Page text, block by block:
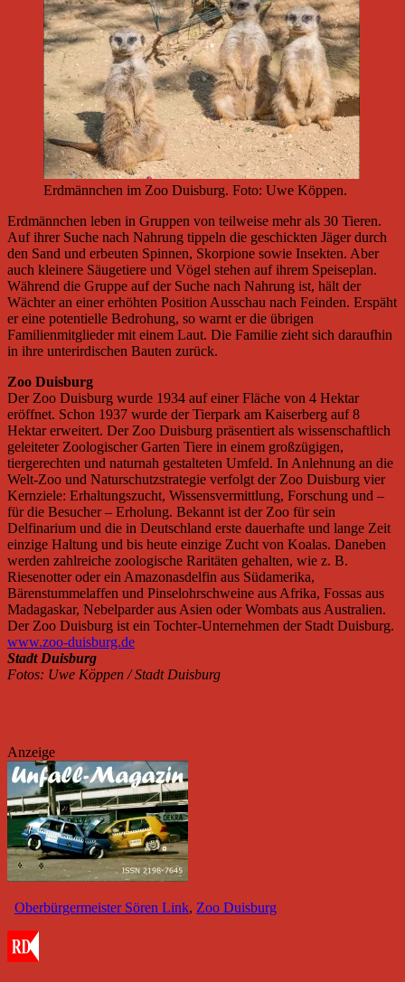
Erdmännchen im Zoo Duisburg. Foto: Uwe Köppen.
Erdmännchen leben in Gruppen von teilweise mehr als 30 Tieren.
Auf ihrer Suche nach Nahrung tippeln die geschickten Jäger durch
den Sand und erbeuten Spinnen, Skorpione sowie Insekten. Aber
auch kleinere Säugetiere und Vögel stehen auf ihrem Speiseplan.
Während die Gruppe auf der Suche nach Nahrung ist, hält der
Wächter an einer erhöhten Position Ausschau nach Feinden. Erspäht
er eine potentielle Bedrohung, so warnt er die übrigen
Familienmitglieder mit einem Laut. Die Familie zieht sich daraufhin
in ihre unterirdischen Bauten zurück.
Zoo Duisburg
Der Zoo Duisburg wurde 1934 auf einer Fläche von 4 Hektar
eröffnet. Schon 1937 wurde der Tierpark am Kaiserberg auf 8
Hektar erweitert. Der Zoo Duisburg präsentiert als wissenschaftlich
geleiteter Zoologischer Garten Tiere in einem großzügigen,
tiergerechten und naturnah gestalteten Umfeld. In Anlehnung an die
Welt-Zoo und Naturschutzstrategie verfolgt der Zoo Duisburg vier
Kernziele: Erhaltungszucht, Wissensvermittlung, Forschung und –
für die Besucher – Erholung. Bekannt ist der Zoo für sein
Delfinarium und die in Deutschland erste dauerhafte und lange Zeit
einzige Haltung und bis heute einzige Zucht von Koalas. Daneben
werden zahlreiche zoologische Raritäten gehalten, wie z. B.
Riesenotter oder ein Amazonasdelfin aus Südamerika,
Bärenstummelaffen und Pinselohrschweine aus Afrika, Fossas aus
Madagaskar, Nebelparder aus Asien oder Wombats aus Australien.
Der Zoo Duisburg ist ein Tochter-Unternehmen der Stadt Duisburg.
www.zoo-duisburg.de
Stadt Duisburg
Fotos: Uwe Köppen / Stadt Duisburg
Anzeige
Oberbürgermeister Sören Link, Zoo Duisburg